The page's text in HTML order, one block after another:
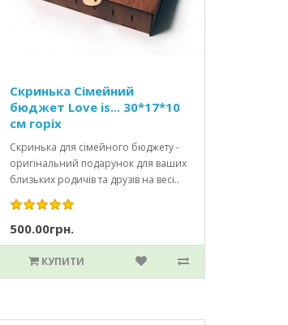
Скринька Сімейний
бюджет Love is... 30*17*10
см горіх
Скринька для сімейного бюджету -
оригінальний подарунок для ваших
близьких родичів та друзів на весі..
500.00грн.
КУПИТИ